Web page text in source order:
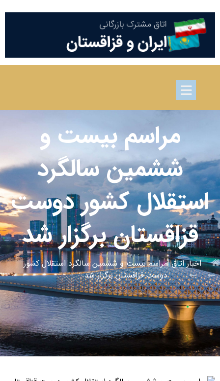
مراسم بیست و
ششمین سالگرد
استقلال کشور دوست
قزاقستان برگزار شد
اخبار اتاق مراسم بیست و ششمین سالگرد استقلال کشور
دوست قزاقستان برگزار شد